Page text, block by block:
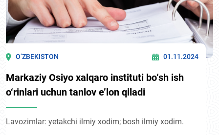
O’ZBEKISTON 01.11.2024
Markaziy Osiyo xalqaro instituti bo‘sh ish
o‘rinlari uchun tanlov e’lon qiladi
Lavozimlar: yetakchi ilmiy xodim; bosh ilmiy xodim.